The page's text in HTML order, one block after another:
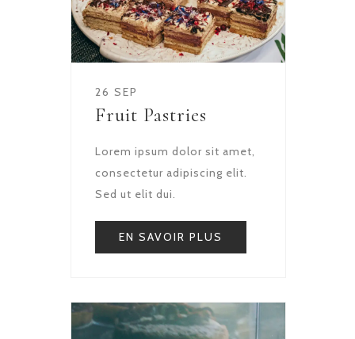
26 SEP
Fruit Pastries
Lorem ipsum dolor sit amet,
consectetur adipiscing elit.
Sed ut elit dui.
EN SAVOIR PLUS